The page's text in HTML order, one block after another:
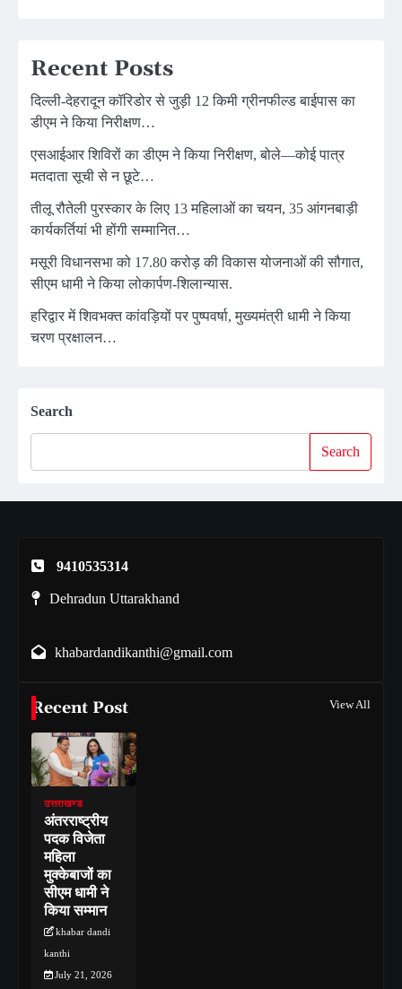
Recent Posts
दिल्ली-देहरादून कॉरिडोर से जुड़ी 12 किमी ग्रीनफील्ड बाईपास का
डीएम ने किया निरीक्षण…
एसआईआर शिविरों का डीएम ने किया निरीक्षण, बोले—कोई पात्र
मतदाता सूची से न छूटे…
तीलू रौतेली पुरस्कार के लिए 13 महिलाओं का चयन, 35 आंगनबाड़ी
कार्यकर्तियां भी होंगी सम्मानित…
मसूरी विधानसभा को 17.80 करोड़ की विकास योजनाओं की सौगात,
सीएम धामी ने किया लोकार्पण-शिलान्यास.
हरिद्वार में शिवभक्त कांवड़ियों पर पुष्पवर्षा, मुख्यमंत्री धामी ने किया
चरण प्रक्षालन…
Search
Search
9410535314
Dehradun Uttarakhand
khabardandikanthi@gmail.com
Recent Post View All
उत्तराखण्ड
अंतरराष्ट्रीय
पदक विजेता
महिला
मुक्केबाजों का
सीएम धामी ने
किया सम्मान
khabar dandi
kanthi
July 21, 2026